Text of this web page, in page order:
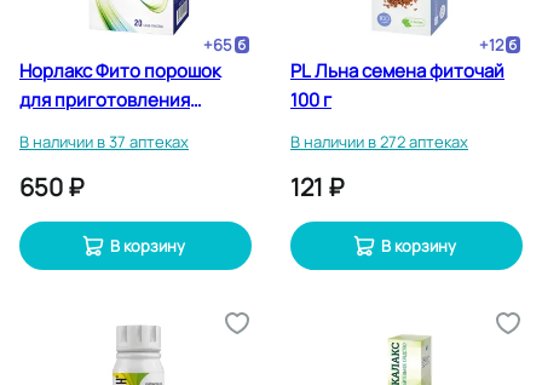
+65
Норлакс Фито порошок
для приготовления
В наличии в 37 аптеках
650 ₽
В корзину
+12
PL Льна семена фиточай
100 г
В наличии в 272 аптеках
121 ₽
В корзину